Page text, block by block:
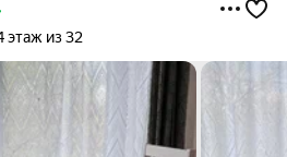
этаж из 32